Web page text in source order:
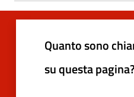
Quanto sono
su questa